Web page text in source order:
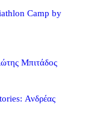
Camp by
Μπιτάδος
Ανδρέας